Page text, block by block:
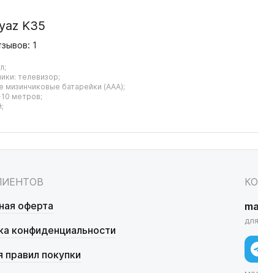
K35
1
телевизор;
мизинчиковые батарейки (AAA);
метров;
оферта
конфиденциальности
правил покупки